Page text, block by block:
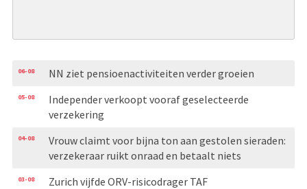
06-08 NN ziet pensioenactiviteiten verder groeien
05-08
Independer verkoopt vooraf geselecteerde
verzekering
04-08
Vrouw claimt voor bijna ton aan gestolen sieraden:
verzekeraar ruikt onraad en betaalt niets
03-08 Zurich vijfde ORV-risicodrager TAF